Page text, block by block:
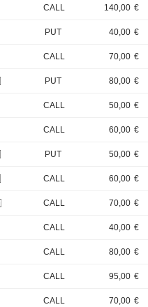
CALL 140,00 €
PUT 40,00 €
CALL 70,00 €
PUT 80,00 €
CALL 50,00 €
CALL 60,00 €
PUT 50,00 €
CALL 60,00 €
CALL 70,00 €
CALL 40,00 €
CALL 80,00 €
CALL 95,00 €
CALL 70,00 €